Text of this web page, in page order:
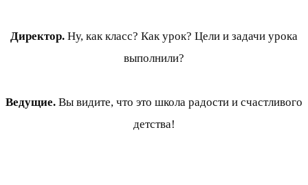
Директор. Ну, как класс? Как урок? Цели и задачи урока
выполнили?
Ведущие. Вы видите, что это школа радости и счастливого
детства!